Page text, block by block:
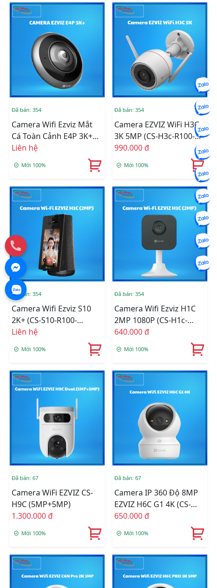
Đã bán: 354
Camera Wifi Ezviz Mắt
Cá Toàn Cảnh E4P 3K+
(CS-E4p-R100-8C6WKF)
Liên hệ
Mới 100%
Đã bán: 354
Camera EZVIZ WiFi H3C
3K 5MP (CS-H3c-R100-
1J5WKFL(2.8mm))
990.000 đ
Mới 100%
Đã bán: 354
Camera Wifi Ezviz S10
2K+ (CS-S10-R100-
1M4WF)
Liên hệ
Mới 100%
Đã bán: 354
Camera Wifi Ezviz H1C
2MP 1080P (CS-H1c-
R100-1G2WF)
640.000 đ
Mới 100%
Đã bán: 67
Camera WiFi EZVIZ CS-
H9C (5MP+5MP)
1.300.000 đ
Mới 100%
Đã bán: 67
Camera IP 360 Độ 8MP
EZVIZ H6C G1 4K (CS-
H6c-R200-8H8WFL)
650.000 đ
Mới 100%